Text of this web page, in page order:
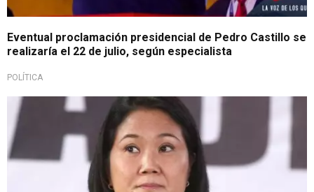
Eventual proclamación presidencial de Pedro Castillo se
realizaría el 22 de julio, según especialista
POLÍTICA